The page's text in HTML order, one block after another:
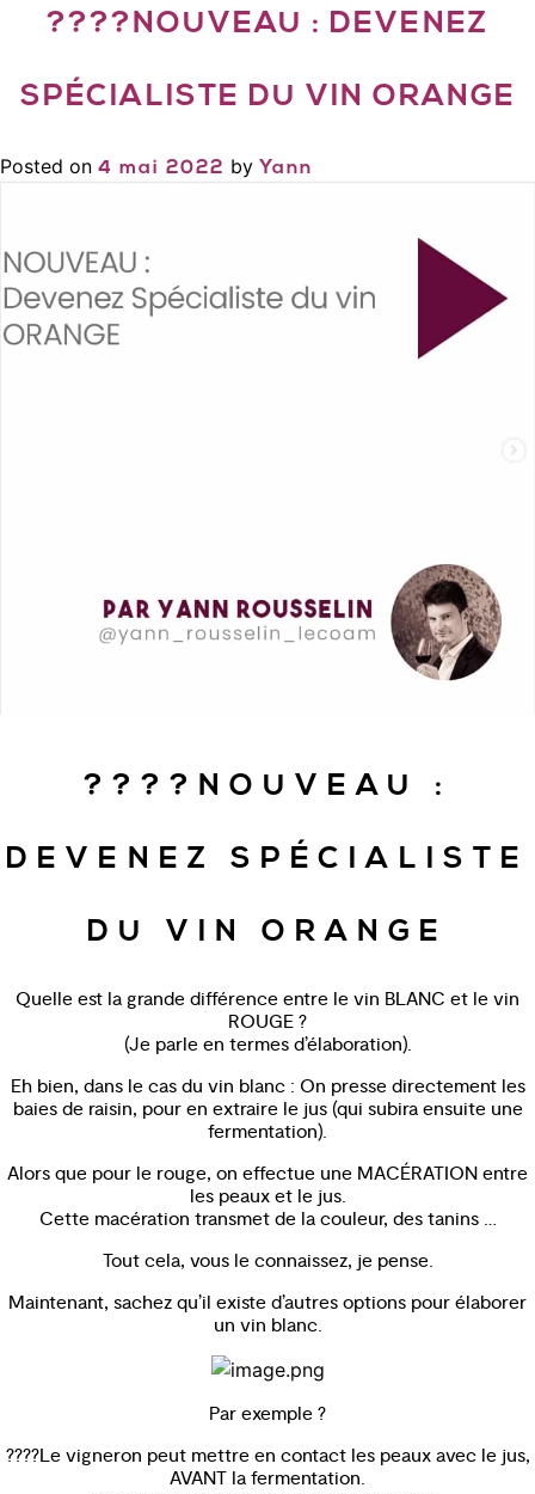
????NOUVEAU : DEVENEZ
SPÉCIALISTE DU VIN ORANGE
Posted on 4 mai 2022 by Yann
????NOUVEAU :
DEVENEZ SPÉCIALISTE
DU VIN ORANGE
Quelle est la grande différence entre le vin BLANC et le vin
ROUGE ?
(Je parle en termes d’élaboration).
Eh bien, dans le cas du vin blanc : On presse directement les
baies de raisin, pour en extraire le jus (qui subira ensuite une
fermentation).
Alors que pour le rouge, on effectue une MACÉRATION entre
les peaux et le jus.
Cette macération transmet de la couleur, des tanins …
Tout cela, vous le connaissez, je pense.
Maintenant, sachez qu’il existe d’autres options pour élaborer
un vin blanc.
Par exemple ?
????Le vigneron peut mettre en contact les peaux avec le jus,
AVANT la fermentation.